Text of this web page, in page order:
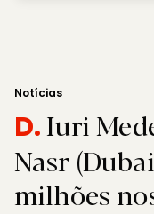
Notícias
D.Iuri
Nasr
milhões